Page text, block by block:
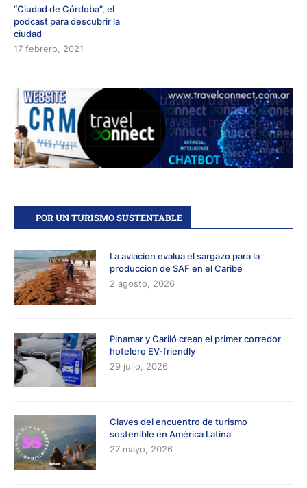
“Ciudad de Córdoba”, el
podcast para descubrir la
ciudad
17 febrero, 2021
POR UN TURISMO SUSTENTABLE
La aviacion evalua el sargazo para la
produccion de SAF en el Caribe
2 agosto, 2026
Pinamar y Cariló crean el primer corredor
hotelero EV-friendly
29 julio, 2026
Claves del encuentro de turismo
sostenible en América Latina
27 mayo, 2026